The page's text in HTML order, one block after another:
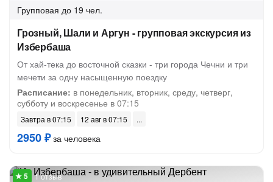
Групповая до 19 чел.
Грозный, Шали и Аргун - групповая экскурсия из
Избербаша
От хай-тека до восточной сказки - три города Чечни и три
мечети за одну насыщенную поездку
Расписание: в понедельник, вторник, среду, четверг,
субботу и воскресенье в 07:15
Завтра в 07:15 12 авг в 07:15
2950 ₽за человека
1 отзыв